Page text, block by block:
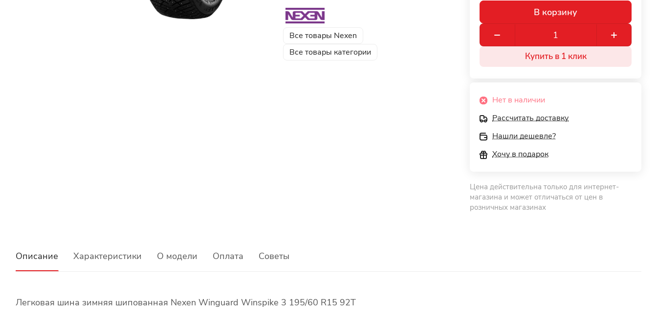
Все товары Nexen
Все товары категории
В корзину
Купить в 1 клик
Нет в наличии
Рассчитать доставку
Нашли дешевле?
Хочу в подарок
Цена действительна только для интернет-
магазина и может отличаться от цен в
розничных магазинах
Описание Характеристики О модели Оплата Советы
Легковая шина зимняя шипованная Nexen Winguard Winspike 3 195/60 R15 92T